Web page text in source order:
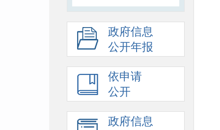
政府信息
公开年报
依申请
公开
政府信息